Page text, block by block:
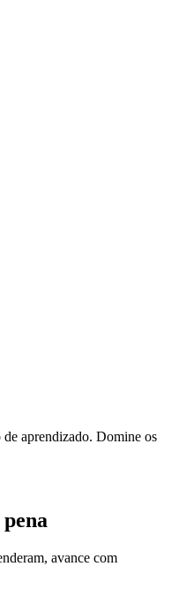
aprendizado. Domine os
avance com